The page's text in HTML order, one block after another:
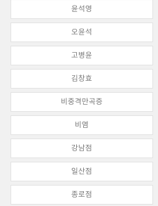
윤석영
오윤석
고병윤
김창효
비중격만곡증
비염
강남점
일산점
종로점